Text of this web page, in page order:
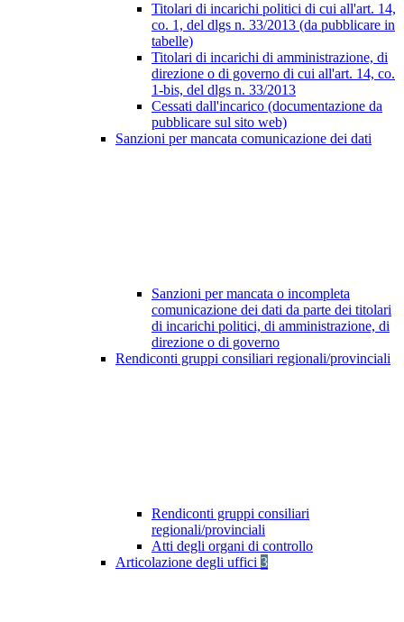
Titolari di incarichi politici di cui all'art. 14,
co. 1, del dlgs n. 33/2013 (da pubblicare in
tabelle)
Titolari di incarichi di amministrazione, di
direzione o di governo di cui all'art. 14, co.
1-bis, del dlgs n. 33/2013
Cessati dall'incarico (documentazione da
pubblicare sul sito web)
Sanzioni per mancata comunicazione dei dati
Sanzioni per mancata o incompleta
comunicazione dei dati da parte dei titolari
di incarichi politici, di amministrazione, di
direzione o di governo
Rendiconti gruppi consiliari regionali/provinciali
Rendiconti gruppi consiliari
regionali/provinciali
Atti degli organi di controllo
Articolazione degli uffici 3